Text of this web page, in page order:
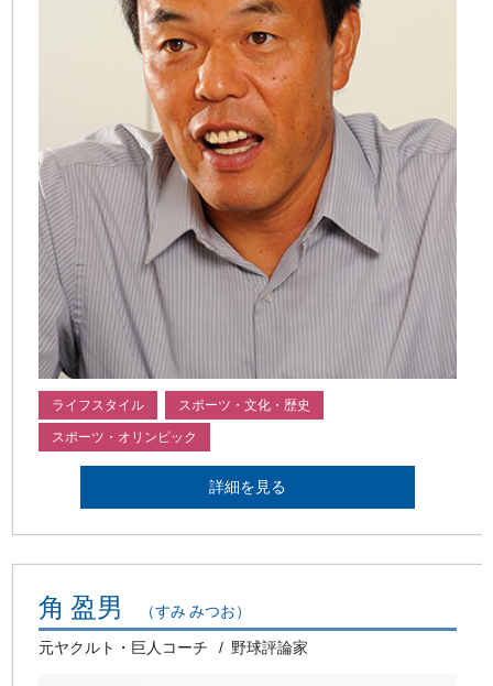
ライフスタイル スポーツ・文化・歴史
スポーツ・オリンピック
詳細を見る
角 盈男 （すみ みつお）
元ヤクルト・巨人コーチ 野球評論家